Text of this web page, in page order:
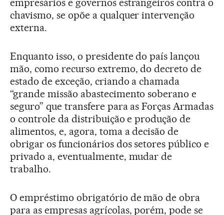
empresários e governos estrangeiros contra o
chavismo, se opõe a qualquer intervenção
externa.
Enquanto isso, o presidente do país lançou
mão, como recurso extremo, do decreto de
estado de exceção, criando a chamada
“grande missão abastecimento soberano e
seguro” que transfere para as Forças Armadas
o controle da distribuição e produção de
alimentos, e, agora, toma a decisão de
obrigar os funcionários dos setores público e
privado a, eventualmente, mudar de
trabalho.
O empréstimo obrigatório de mão de obra
para as empresas agrícolas, porém, pode se